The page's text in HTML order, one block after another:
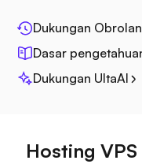
Dukungan
Dasar
Dukungan UltaAI
Hosting